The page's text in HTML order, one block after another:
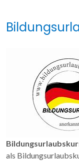
als